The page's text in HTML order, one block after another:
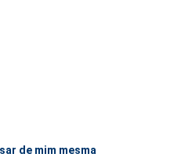
de mim mesma